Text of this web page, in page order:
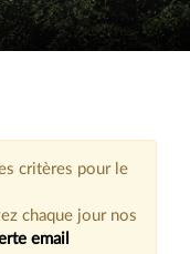
critères pour le
chaque jour nos
email